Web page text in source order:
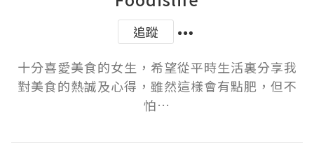
追蹤
十分喜愛美食的女生，希望從平時生活裏分享我
對美食的熱誠及心得，雖然這樣會有點肥，但不
怕…